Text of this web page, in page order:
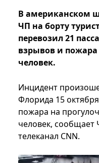
В американском
ЧП на борту
перевозил 21
взрывов и пожара
человек.
Инцидент
Флорида 15
пожара на
человек, сообщает
телеканал CNN.